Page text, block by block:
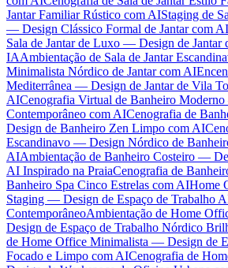
Jantar Familiar Rústico com AIStaging de
— Design Clássico Formal de Jantar com AI
Sala de Jantar de Luxo — Design de Jantar
IAAmbientação de Sala de Jantar
Minimalista Nórdico de Jantar com AI
Mediterrânea — Design de Jantar de Vila
AICenografia Virtual de Banheiro
Contemporâneo com AICenografia de
Design de Banheiro Zen Limpo com AI
Escandinavo — Design Nórdico de
AIAmbientação de Banheiro Costeiro —
AI Inspirado na PraiaCenografia de
Banheiro Spa Cinco Estrelas com AIHome
Staging — Design de Espaço de Trabalho
ContemporâneoAmbientação de Home
Design de Espaço de Trabalho Nórdico
de Home Office Minimalista — Design de
Focado e Limpo com AICenografia de